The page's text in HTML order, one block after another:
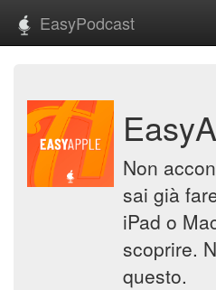
EasyPodcast
Non
sai già
iPad o
scoprire.
questo.